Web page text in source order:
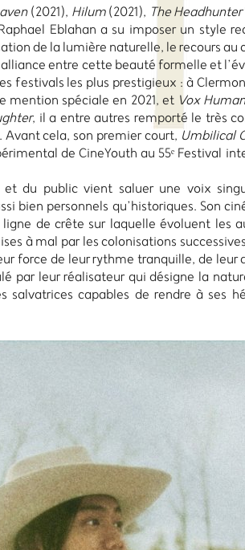
(2021), Hilum(2021), The
Eblahan a su imposer un style
de la lumière naturelle, le recours au
entre cette beauté formelle et
festivals les plus prestigieux : à
mention spéciale en 2021, etVox
, il a entre autres remporté le très
Avant cela, son premier court,Umbilical
de CineYouth au 55ᵉ Festival
et du public vient saluer une voix
bien personnels qu’historiques. Son
de crête sur laquelle évoluent les
à mal par les colonisations
force de leur rythme tranquille, de
par leur réalisateur qui désigne la
salvatrices capables de rendre à ses